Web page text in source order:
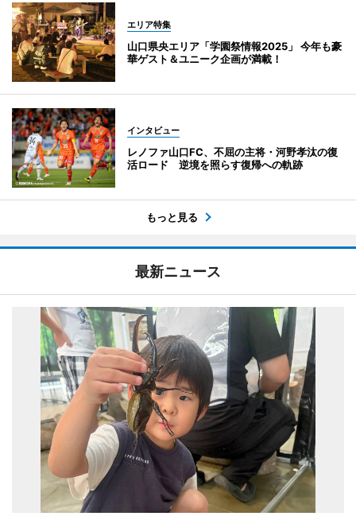
エリア特集
山口県央エリア「学園祭情報2025」 今年も豪
華ゲスト＆ユニーク企画が満載！
インタビュー
レノファ山口FC、不屈の主将・河野孝汰の復
活ロード 逆境を照らす復帰への軌跡
もっと見る
最新ニュース